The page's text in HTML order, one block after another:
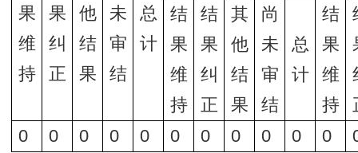
果
维
持
果
纠
正
他
结
果
未
审
结
总
计
结
果
维
持
结
果
纠
正
其
他
结
果
尚
未
审
结
总
计
结
果
维
持
0
0 0 0 0 0 0 0 0 0 0